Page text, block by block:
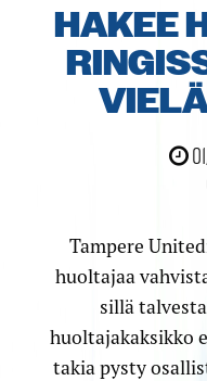
HAKEE
Tampere
huoltajaa
sillä
huoltajakaksikko
takia pysty